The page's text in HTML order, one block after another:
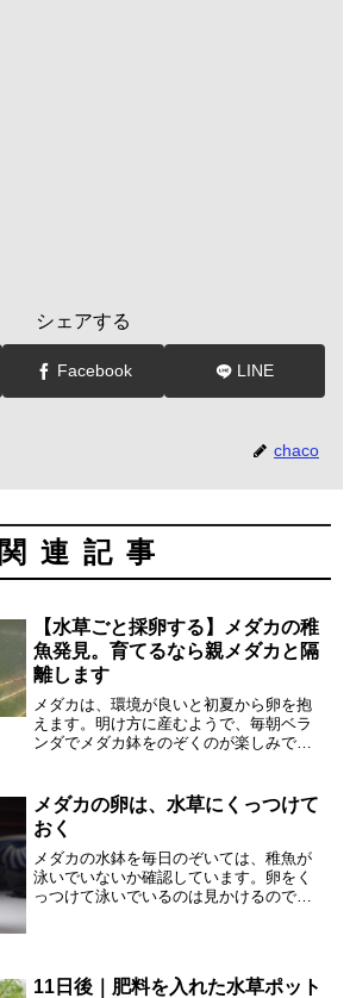
シェアする
Facebook LINE
chaco
関連記事
【水草ごと採卵する】メダカの稚
魚発見。育てるなら親メダカと隔
離します
メダカは、環境が良いと初夏から卵を抱
えます。明け方に産むようで、毎朝ベラ
ンダでメダカ鉢をのぞくのが楽しみで
す。メダカの卵は、何もしなければ高い
確率で親メダカに食べられて...
メダカの卵は、水草にくっつけて
おく
メダカの水鉢を毎日のぞいては、稚魚が
泳いでいないか確認しています。卵をく
っつけて泳いでいるのは見かけるので、
11日後｜肥料を入れた水草ポット